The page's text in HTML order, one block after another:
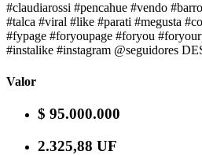
#claudiarossi #pencahue #vendo
#talca #viral #like #parati #megusta
#fypage #foryoupage #foryou
#instalike #instagram @seguidores
Valor
$ 95.000.000
2.325,88 UF